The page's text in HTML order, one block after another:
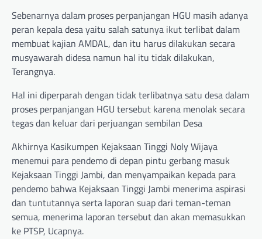
Sebenarnya dalam proses perpanjangan HGU masih adanya
peran kepala desa yaitu salah satunya ikut terlibat dalam
membuat kajian AMDAL, dan itu harus dilakukan secara
musyawarah didesa namun hal itu tidak dilakukan,
Terangnya.
Hal ini diperparah dengan tidak terlibatnya satu desa dalam
proses perpanjangan HGU tersebut karena menolak secara
tegas dan keluar dari perjuangan sembilan Desa
Akhirnya Kasikumpen Kejaksaan Tinggi Noly Wijaya
menemui para pendemo di depan pintu gerbang masuk
Kejaksaan Tinggi Jambi, dan menyampaikan kepada para
pendemo bahwa Kejaksaan Tinggi Jambi menerima aspirasi
dan tuntutannya serta laporan suap dari teman-teman
semua, menerima laporan tersebut dan akan memasukkan
ke PTSP, Ucapnya.